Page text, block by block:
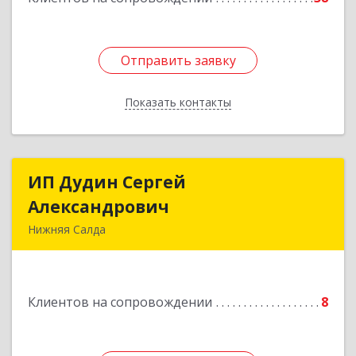
Отправить заявку
Показать контакты
Отправить заявку
Назад
ИП Дудин Сергей
Александрович
Нижняя Салда
Клиентов на сопровождении 8
ИП Дудин Сергей
Подробнее